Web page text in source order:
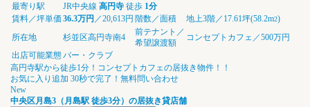
最寄り駅
JR中央線 高円寺 徒歩 1分
賃料／坪単価 36.3万円 ／20,613円 階数／面積 地上3階／17.61坪(58.2m2)
所在地
杉並区高円寺南4
前テナント／
希望譲渡額
コンセプトカフェ／500万円
出店可能業態バー・クラブ
高円寺駅から徒歩1分！コンセプトカフェの居抜き物件！！
お気に入り追加 30秒で完了！無料問い合わせ
New
中央区月島3（月島駅 徒歩3分）の居抜き貸店舗